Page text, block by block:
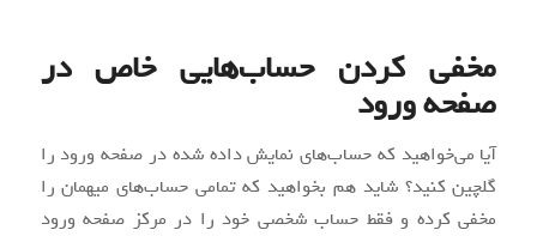
مخفی کردن حساب‌هایی خاص در
صفحه ورود
آیا می‌خواهید که حساب‌های نمایش داده شده در صفحه ورود را
گلچین کنید؟ شاید هم بخواهید که تمامی حساب‌های میهمان را
مخفی کرده و فقط حساب شخصی خود را در مرکز صفحه ورود